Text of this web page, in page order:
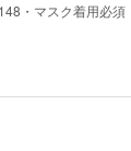
・マスク着用必